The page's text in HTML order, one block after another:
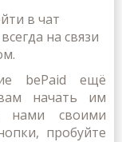
в чат
на связи
bePaid ещё
начать им
нами своими
пробуйте